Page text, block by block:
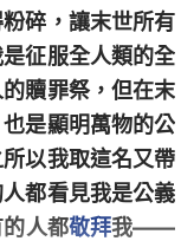
碎，讓末世所有
征服全人類的全
贖罪祭，但在末
是顯明萬物的公
以我取這名又帶
都看見我是公義
人都敬拜我——